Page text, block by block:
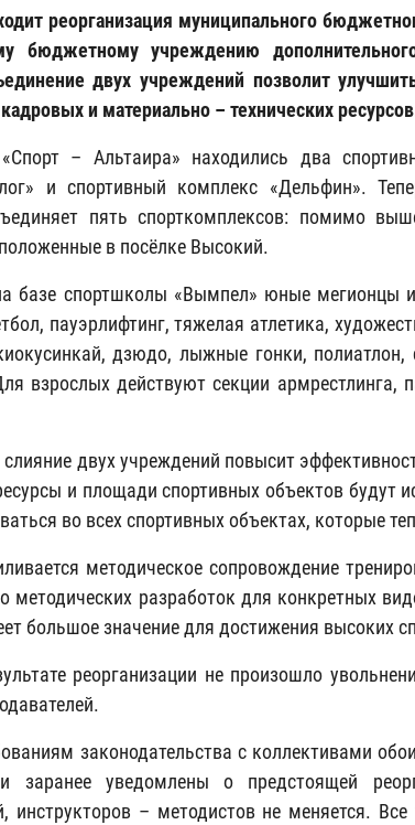
реорганизация муниципального
бюджетному учреждению
двух учреждений позволит
и материально – технических
– Альтаира» находились два
и спортивный комплекс «Дельфин».
пять спорткомплексов: помимо
в посёлке Высокий.
базе спортшколы «Вымпел» юные мегионцы
пауэрлифтинг, тяжелая атлетика,
дзюдо, лыжные гонки,
взрослых действуют секции армрестлинга,
двух учреждений повысит
и площади спортивных объектов будут
во всех спортивных объектах, которые
методическое сопровождение
методических разработок для конкретных
большое значение для достижения высоких
реорганизации не произошло
законодательства с коллективами
заранее уведомлены о предстоящей
инструкторов – методистов не меняется.